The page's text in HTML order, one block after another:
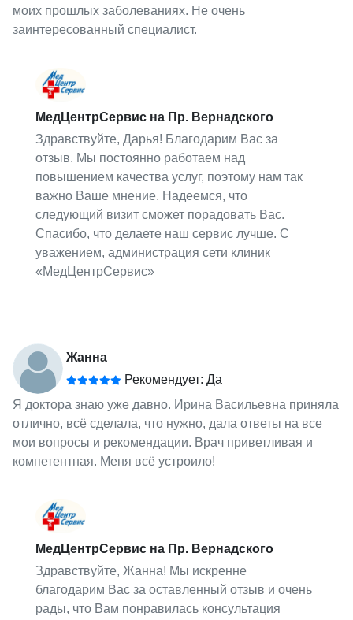
моих прошлых заболеваниях. Не очень
заинтересованный специалист.
МедЦентрСервис на Пр. Вернадского
Здравствуйте, Дарья! Благодарим Вас за
отзыв. Мы постоянно работаем над
повышением качества услуг, поэтому нам так
важно Ваше мнение. Надеемся, что
следующий визит сможет порадовать Вас.
Спасибо, что делаете наш сервис лучше. С
уважением, администрация сети клиник
«МедЦентрСервис»
Жанна
Рекомендует: Да
Я доктора знаю уже давно. Ирина Васильевна приняла
отлично, всё сделала, что нужно, дала ответы на все
мои вопросы и рекомендации. Врач приветливая и
компетентная. Меня всё устроило!
МедЦентрСервис на Пр. Вернадского
Здравствуйте, Жанна! Мы искренне
благодарим Вас за оставленный отзыв и очень
рады, что Вам понравилась консультация